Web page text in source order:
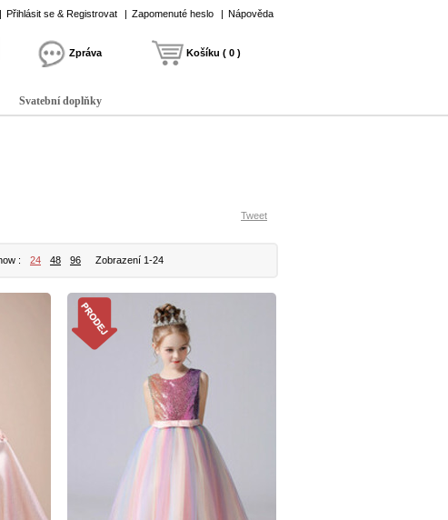
| Přihlásit se & Registrovat | Zapomenuté heslo | Nápověda
Zpráva Košíku ( 0 )
Svatební doplňky
Tweet
: 24 48 96 Zobrazení 1-24